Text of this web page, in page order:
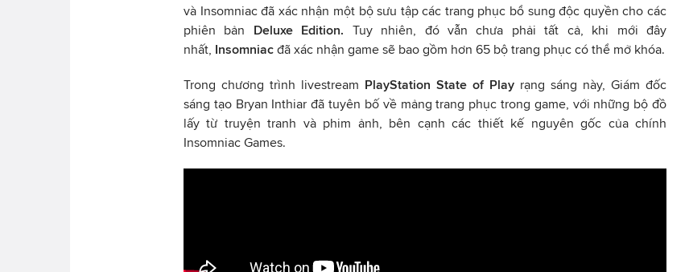
và Insomniac đã xác nhận một bộ sưu tập các trang phục bổ sung độc quyền cho các
phiên bản Deluxe Edition. Tuy nhiên, đó vẫn chưa phải tất cả, khi mới đây
nhất, Insomniac đã xác nhận game sẽ bao gồm hơn 65 bộ trang phục có thể mở khóa.
Trong chương trình livestream PlayStation State of Play rạng sáng này, Giám đốc
sáng tạo Bryan Inthiar đã tuyên bố về mảng trang phục trong game, với những bộ đồ
lấy từ truyện tranh và phim ảnh, bên cạnh các thiết kế nguyên gốc của chính
Insomniac Games.